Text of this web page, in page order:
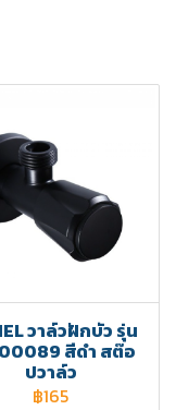
วาล์วฝักบัว รุ่น
สีดำ สต๊อ
ปวาล์ว
฿165